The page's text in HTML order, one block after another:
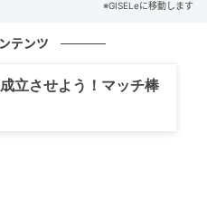
※GISELeに移動します
テンツ
立させよう！マッチ棒